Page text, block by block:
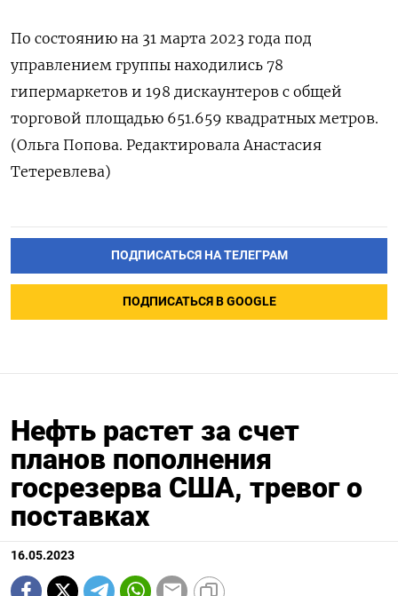
По состоянию на 31 марта 2023 года под
управлением группы находились 78
гипермаркетов и 198 дискаунтеров с общей
торговой площадью 651.659 квадратных метров.
(Ольга Попова. Редактировала Анастасия
Тетеревлева)
ПОДПИСАТЬСЯ НА ТЕЛЕГРАМ
ПОДПИСАТЬСЯ В GOOGLE
Нефть растет за счет
планов пополнения
госрезерва США, тревог о
поставках
16.05.2023